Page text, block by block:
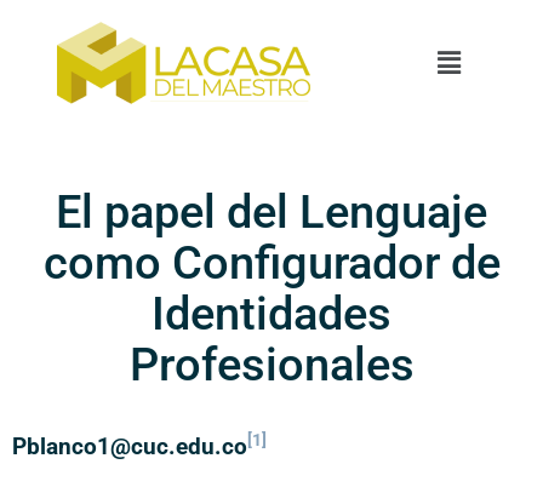
El papel del Lenguaje
como Configurador de
Identidades
Profesionales
Pblanco1@cuc.edu.co [1]